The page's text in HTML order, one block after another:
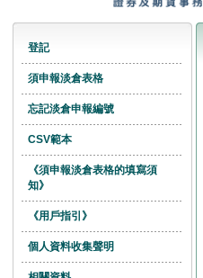
登記
須申報淡倉表格
忘記淡倉申報編號
CSV範本
《須申報淡倉表格的填寫須
知》
《用戶指引》
個人資料收集聲明